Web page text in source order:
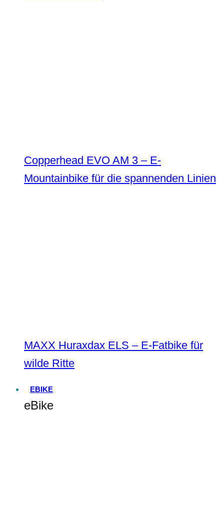
Copperhead EVO AM 3 – E-
Mountainbike für die spannenden Linien
MAXX Huraxdax ELS – E-Fatbike für
wilde Ritte
EBIKE
eBike